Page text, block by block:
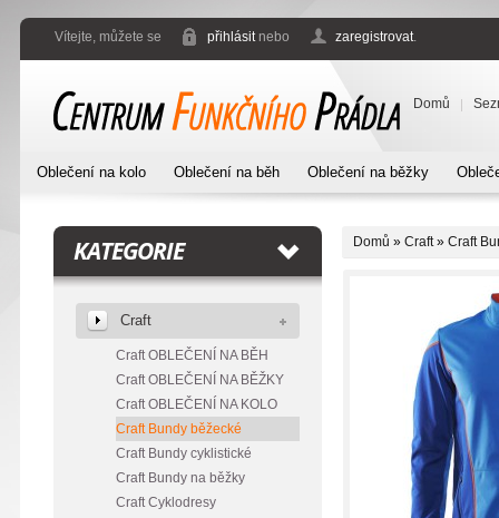
Vítejte, můžete se přihlásitnebo zaregistrovat.
Domů
Oblečení na kolo Oblečení na běh Oblečení na běžky
KATEGORIE
Craft
Craft OBLEČENÍ NA BĚH
Craft OBLEČENÍ NA BĚŽKY
Craft OBLEČENÍ NA KOLO
Craft Bundy běžecké
Craft Bundy cyklistické
Craft Bundy na běžky
Craft Cyklodresy
Domů » Craft» Craft